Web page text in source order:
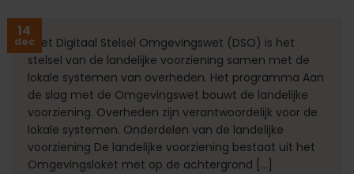
14
decHet Digitaal Stelsel Omgevingswet (DSO) is het
stelsel van de landelijke voorziening samen met de
lokale systemen van overheden. Het programma Aan
de slag met de Omgevingswet bouwt de landelijke
voorziening. Overheden zijn verantwoordelijk voor de
lokale systemen. Onderdelen van de landelijke
voorziening De landelijke voorziening bestaat uit het
Omgevingsloket met op de achtergrond […]